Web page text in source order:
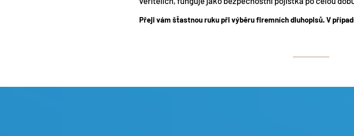
Přeji vám šťastnou ruku při výběru firemních dluhopisů. V